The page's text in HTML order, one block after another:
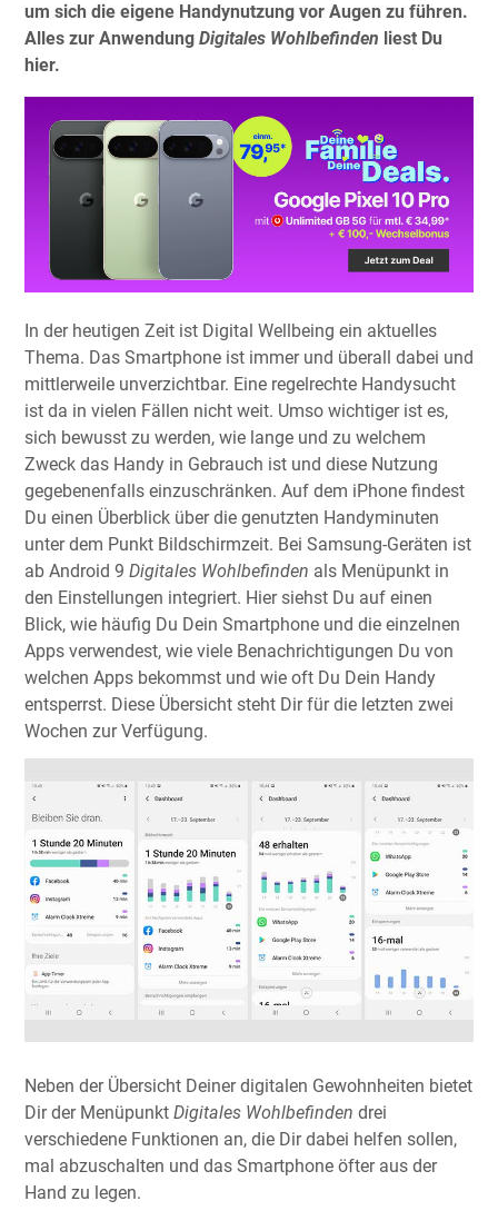
um sich die eigene Handynutzung vor Augen zu führen.
Alles zur Anwendung Digitales Wohlbefinden liest Du
hier.
In der heutigen Zeit ist Digital Wellbeing ein aktuelles
Thema. Das Smartphone ist immer und überall dabei und
mittlerweile unverzichtbar. Eine regelrechte Handysucht
ist da in vielen Fällen nicht weit. Umso wichtiger ist es,
sich bewusst zu werden, wie lange und zu welchem
Zweck das Handy in Gebrauch ist und diese Nutzung
gegebenenfalls einzuschränken. Auf dem iPhone findest
Du einen Überblick über die genutzten Handyminuten
unter dem Punkt Bildschirmzeit. Bei Samsung-Geräten ist
ab Android 9 Digitales Wohlbefinden als Menüpunkt in
den Einstellungen integriert. Hier siehst Du auf einen
Blick, wie häufig Du Dein Smartphone und die einzelnen
Apps verwendest, wie viele Benachrichtigungen Du von
welchen Apps bekommst und wie oft Du Dein Handy
entsperrst. Diese Übersicht steht Dir für die letzten zwei
Wochen zur Verfügung.
Neben der Übersicht Deiner digitalen Gewohnheiten bietet
Dir der Menüpunkt Digitales Wohlbefinden drei
verschiedene Funktionen an, die Dir dabei helfen sollen,
mal abzuschalten und das Smartphone öfter aus der
Hand zu legen.